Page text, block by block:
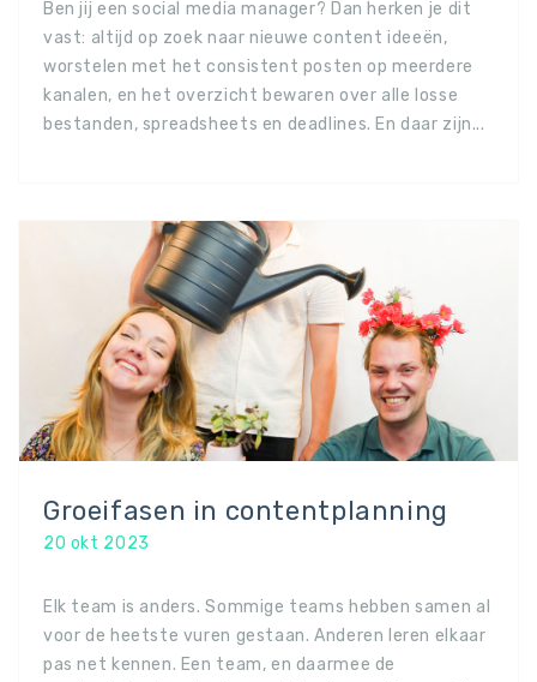
Ben jij een social media manager? Dan herken je dit
vast: altijd op zoek naar nieuwe content ideeën,
worstelen met het consistent posten op meerdere
kanalen, en het overzicht bewaren over alle losse
bestanden, spreadsheets en deadlines. En daar zijn...
Groeifasen in contentplanning
20 okt 2023
Elk team is anders. Sommige teams hebben samen al
voor de heetste vuren gestaan. Anderen leren elkaar
pas net kennen. Een team, en daarmee de